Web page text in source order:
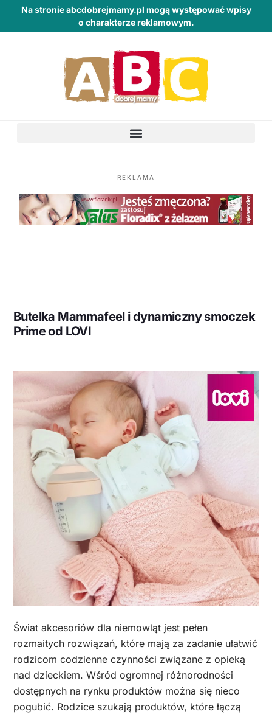
Na stronie abcdobrejmamy.pl mogą występować wpisy
o charakterze reklamowym.
REKLAMA
Butelka Mammafeel i dynamiczny smoczek
Prime od LOVI
Świat akcesoriów dla niemowląt jest pełen
rozmaitych rozwiązań, które mają za zadanie ułatwić
rodzicom codzienne czynności związane z opieką
nad dzieckiem. Wśród ogromnej różnorodności
dostępnych na rynku produktów można się nieco
pogubić. Rodzice szukają produktów, które łączą